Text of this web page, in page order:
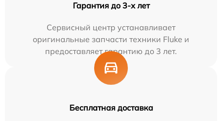
Гарантия до 3-х лет
Сервисный центр устанавливает
оригинальные запчасти техники Fluke и
предоставляет гарантию до 3 лет.
Бесплатная доставка